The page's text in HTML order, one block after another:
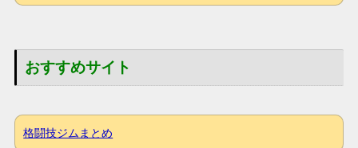
おすすめサイト
格闘技ジムまとめ